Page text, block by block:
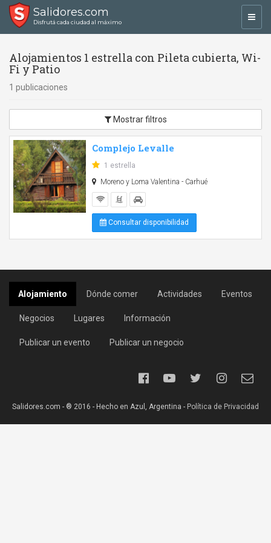
Salidores.com
Disfrutá cada ciudad al máximo
Alojamientos 1 estrella con Pileta cubierta, Wi-
Fi y Patio
1 publicaciones
Mostrar filtros
Complejo Levalle
1 estrella
Moreno y Loma Valentina - Carhué
Consultar disponibilidad
Alojamiento Dónde comer Actividades Eventos
Negocios Lugares Información
Publicar un evento Publicar un negocio
Salidores.com - ® 2016 - Hecho en Azul, Argentina - Política de Privacidad